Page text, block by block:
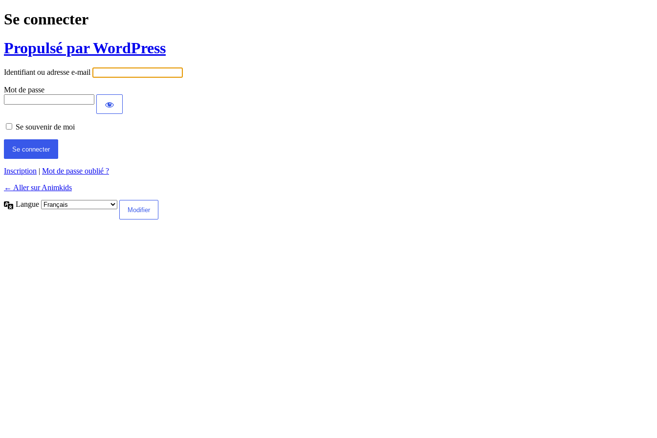
Se connecter
Propulsé par WordPress
Identifiant ou adresse e-mail
Mot de passe
Se souvenir de moi
Inscription | Mot de passe oublié ?
← Aller sur Animkids
Langue